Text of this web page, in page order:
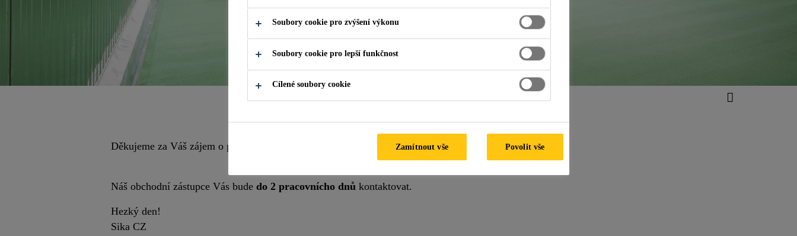
Děkujeme za Váš zájem o průmyslové podlahy Sika® Ucrete®.
Náš obchodní zástupce Vás bude do 2 pracovnícho dnů kontaktovat.
Hezký den!
Sika CZ
Soubory cookie pro zvýšení výkonu
Soubory cookie pro lepší funkčnost
Cílené soubory cookie
Zamítnout vše Povolit vše